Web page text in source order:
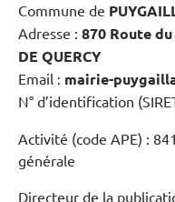
Commune de
Adresse : 870 Route
DE QUERCY
Email : mairie-
N° d’identification
Activité (code APE) :
générale
Directeur de la